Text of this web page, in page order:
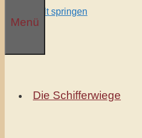
Zum Inhalt springen
Menü
Die Schifferwiege